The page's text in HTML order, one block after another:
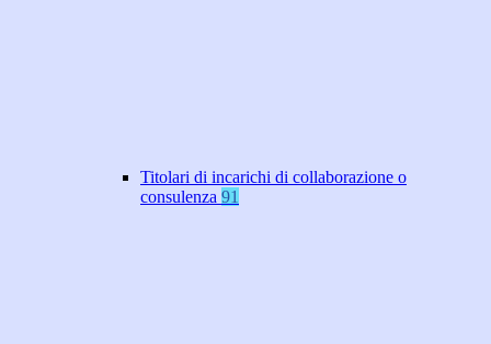
Titolari di incarichi di collaborazione o
consulenza 91